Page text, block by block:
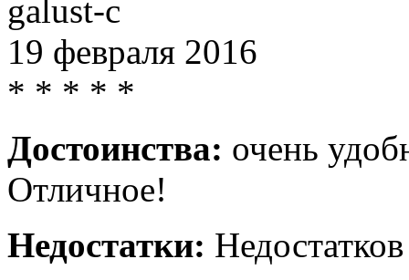
galust-c
19 февраля 2016
* * * * *
Достоинства: очень
Отличное!
Недостатки: